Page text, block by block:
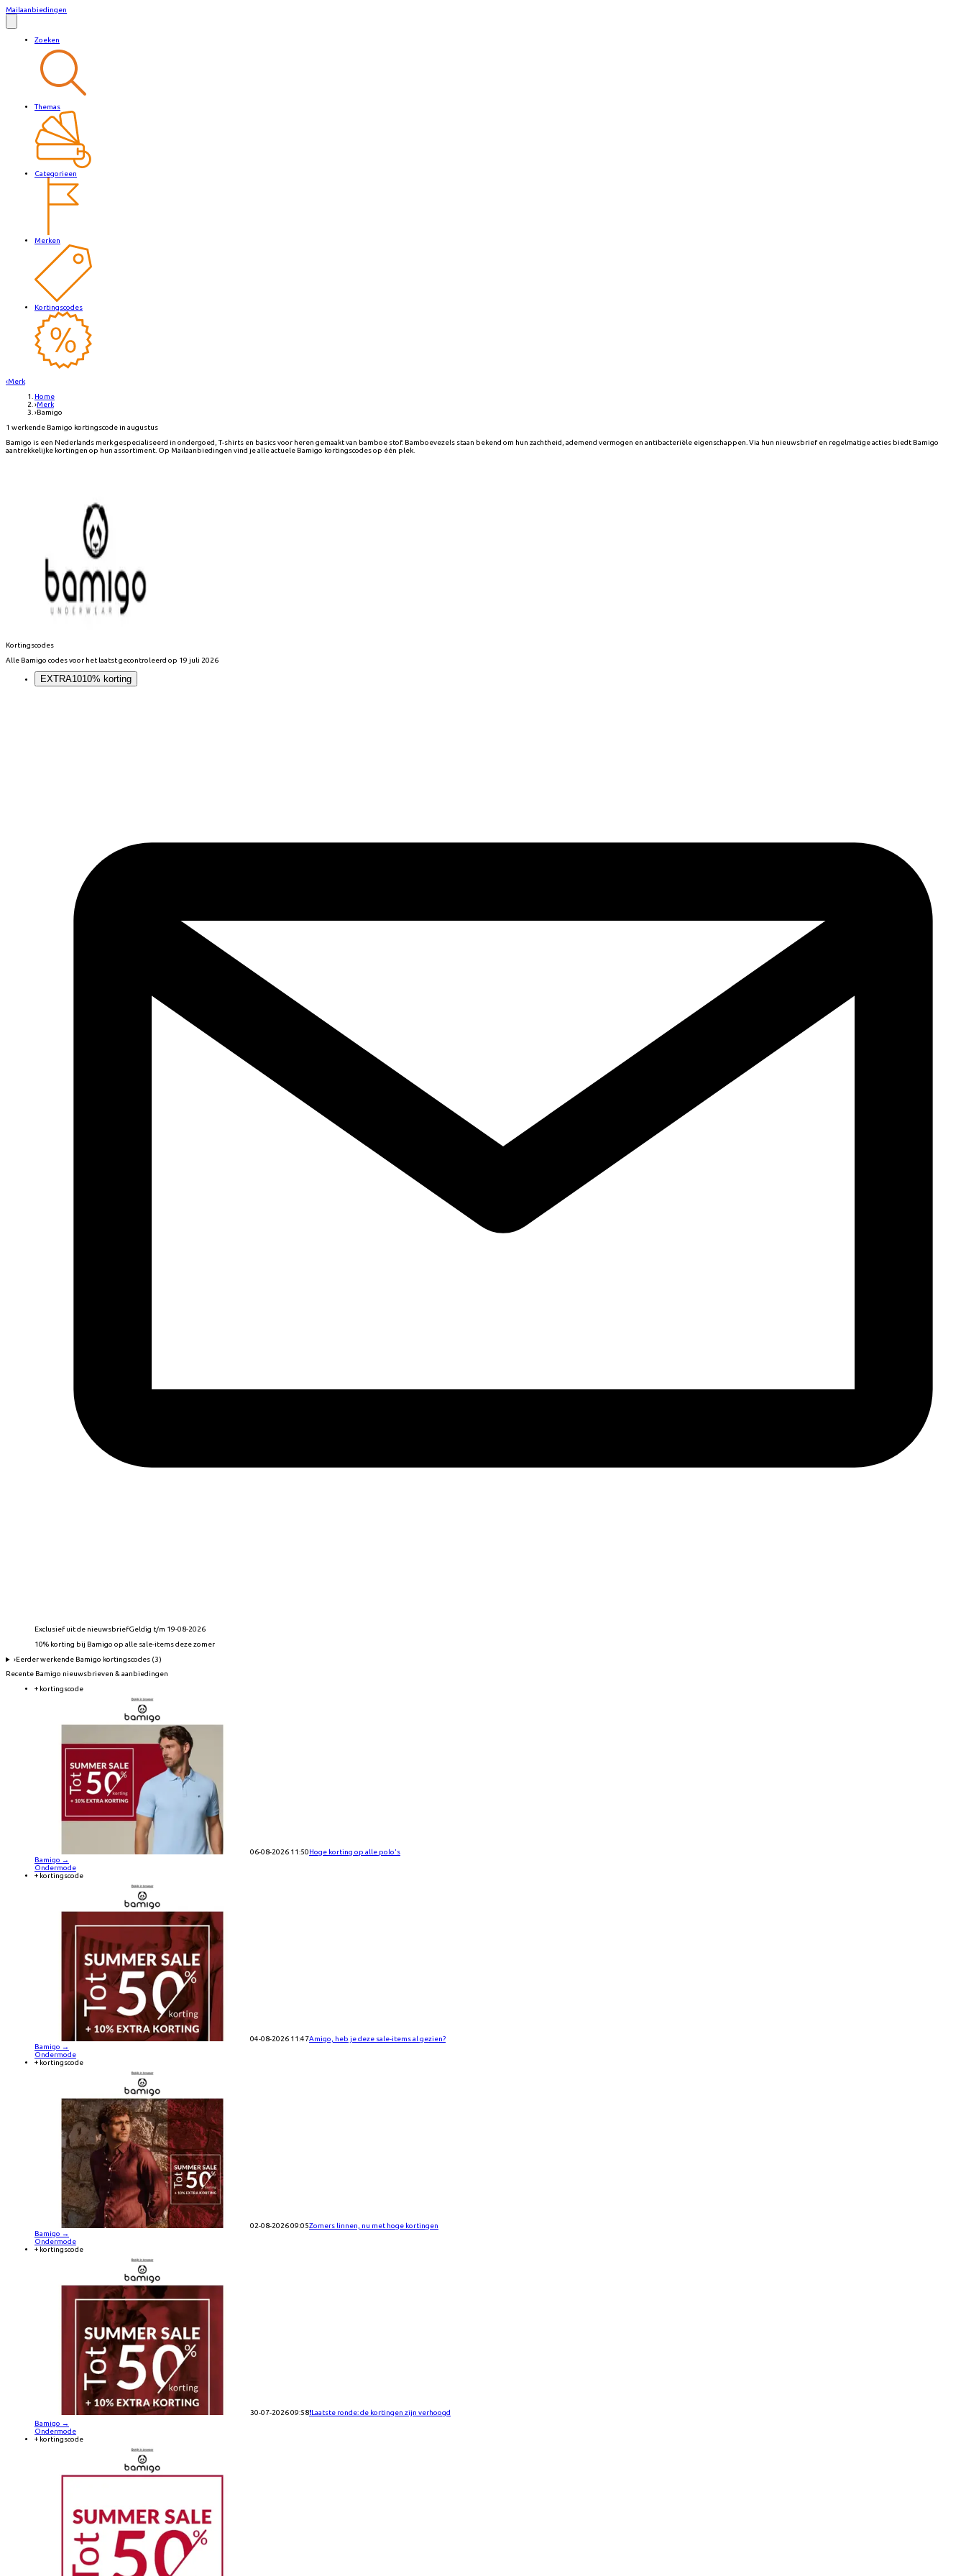
Mailaanbiedingen
Zoeken
Themas
Categorieen
Merken
Kortingscodes
‹Merk
Home
›Merk
›Bamigo
1 werkende Bamigo kortingscode in augustus
Bamigo is een Nederlands merk gespecialiseerd in ondergoed, T-shirts en basics voor heren gemaakt van bamboe stof. Bamboevezels staan bekend om hun zachtheid, ademend vermogen en antibacteriële eigenschappen. Via hun nieuwsbrief en regelmatige acties biedt Bamigo
aantrekkelijke kortingen op hun assortiment. Op Mailaanbiedingen vind je alle actuele Bamigo kortingscodes op één plek.
Kortingscodes
Alle Bamigo codes voor het laatst gecontroleerd op 19 juli 2026
EXTRA1010% korting
Exclusief uit de nieuwsbriefGeldig t/m 19-08-2026
10% korting bij Bamigo op alle sale-items deze zomer
›Eerder werkende Bamigo kortingscodes (3)
Recente Bamigo nieuwsbrieven & aanbiedingen
+ kortingscode
06-08-2026 11:50Hoge korting op alle polo's
Bamigo →
Ondermode
+ kortingscode
04-08-2026 11:47Amigo, heb je deze sale-items al gezien?
Bamigo →
Ondermode
+ kortingscode
02-08-2026 09:05Zomers linnen, nu met hoge kortingen
Bamigo →
Ondermode
+ kortingscode
30-07-2026 09:58❗Laatste ronde: de kortingen zijn verhoogd
Bamigo →
Ondermode
+ kortingscode